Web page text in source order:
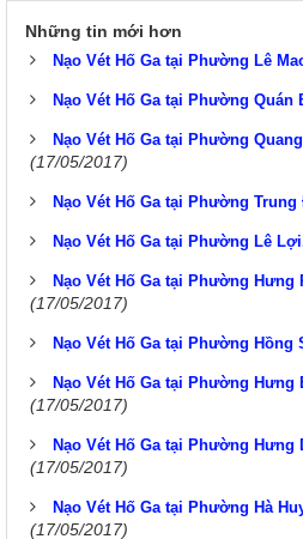
Những tin mới hơn
Nạo Vét Hố Ga tại Phường Lê
Nạo Vét Hố Ga tại Phường Quán
Nạo Vét Hố Ga tại Phường
(17/05/2017)
Nạo Vét Hố Ga tại Phường
Nạo Vét Hố Ga tại Phường Lê
Nạo Vét Hố Ga tại Phường Hưng
(17/05/2017)
Nạo Vét Hố Ga tại Phường Hồng
Nạo Vét Hố Ga tại Phường Hưng
(17/05/2017)
Nạo Vét Hố Ga tại Phường Hưng
(17/05/2017)
Nạo Vét Hố Ga tại Phường Hà
(17/05/2017)